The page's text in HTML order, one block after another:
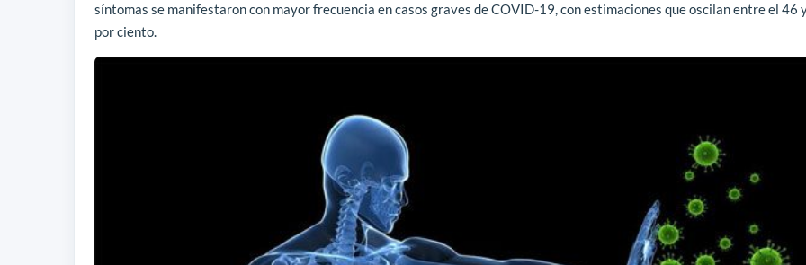
síntomas se manifestaron con mayor frecuencia en casos graves de COVID-19, con estimaciones que oscilan entre el 46
por ciento.